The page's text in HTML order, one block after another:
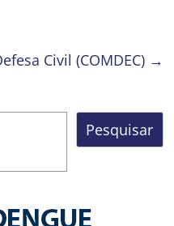
Civil (COMDEC) →
Pesquisar